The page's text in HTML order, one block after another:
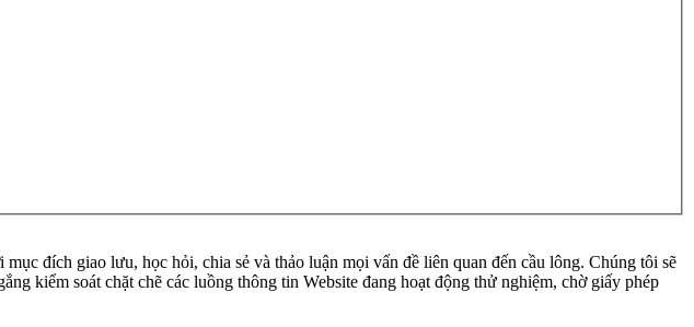
đích giao lưu, học hỏi, chia sẻ và thảo luận mọi vấn đề liên quan đến cầu lông. Chúng tôi sẽ
kiểm soát chặt chẽ các luồng thông tin Website đang hoạt động thử nghiệm, chờ giấy phép